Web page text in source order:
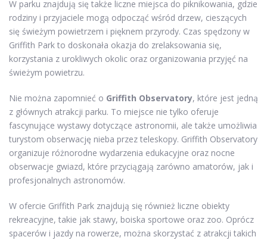
W parku znajdują się także liczne miejsca do piknikowania, gdzie
rodziny i przyjaciele mogą odpocząć wśród drzew, cieszących
się świeżym powietrzem i pięknem przyrody. Czas spędzony w
Griffith Park to doskonała okazja do zrelaksowania się,
korzystania z urokliwych okolic oraz organizowania przyjęć na
świeżym powietrzu.
Nie można zapomnieć o Griffith Observatory, które jest jedną
z głównych atrakcji parku. To miejsce nie tylko oferuje
fascynujące wystawy dotyczące astronomii, ale także umożliwia
turystom obserwację nieba przez teleskopy. Griffith Observatory
organizuje różnorodne wydarzenia edukacyjne oraz nocne
obserwacje gwiazd, które przyciągają zarówno amatorów, jak i
profesjonalnych astronomów.
W ofercie Griffith Park znajdują się również liczne obiekty
rekreacyjne, takie jak stawy, boiska sportowe oraz zoo. Oprócz
spacerów i jazdy na rowerze, można skorzystać z atrakcji takich